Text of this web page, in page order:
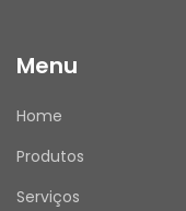
Menu
Home
Produtos
Serviços